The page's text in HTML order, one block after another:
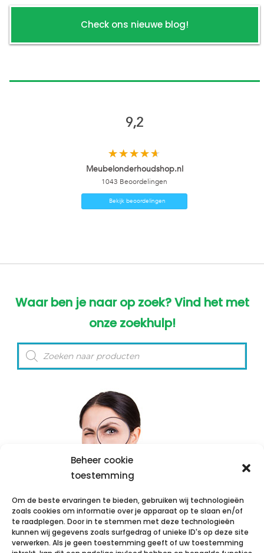
Beheer cookie
toestemming
Om de beste ervaringen te bieden, gebruiken wij technologieën
zoals cookies om informatie over je apparaat op te slaan en/of
te raadplegen. Door in te stemmen met deze technologieën
kunnen wij gegevens zoals surfgedrag of unieke ID's op deze site
verwerken. Als je geen toestemming geeft of uw toestemming
Check ons nieuwe blog!
9,2
Meubelonderhoudshop.nl
1043 Beoordelingen
Bekijk beoordelingen
Waar ben je naar op zoek? Vind het met
onze zoekhulp!
Producten
zoeken
Toch niet gevonden waar u naar op zoek